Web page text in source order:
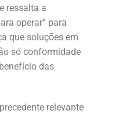
ressalta a
operar” para
que soluções em
só conformidade
das
relevante